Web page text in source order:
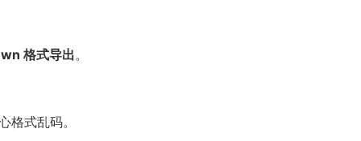
格式导出。
式乱码。